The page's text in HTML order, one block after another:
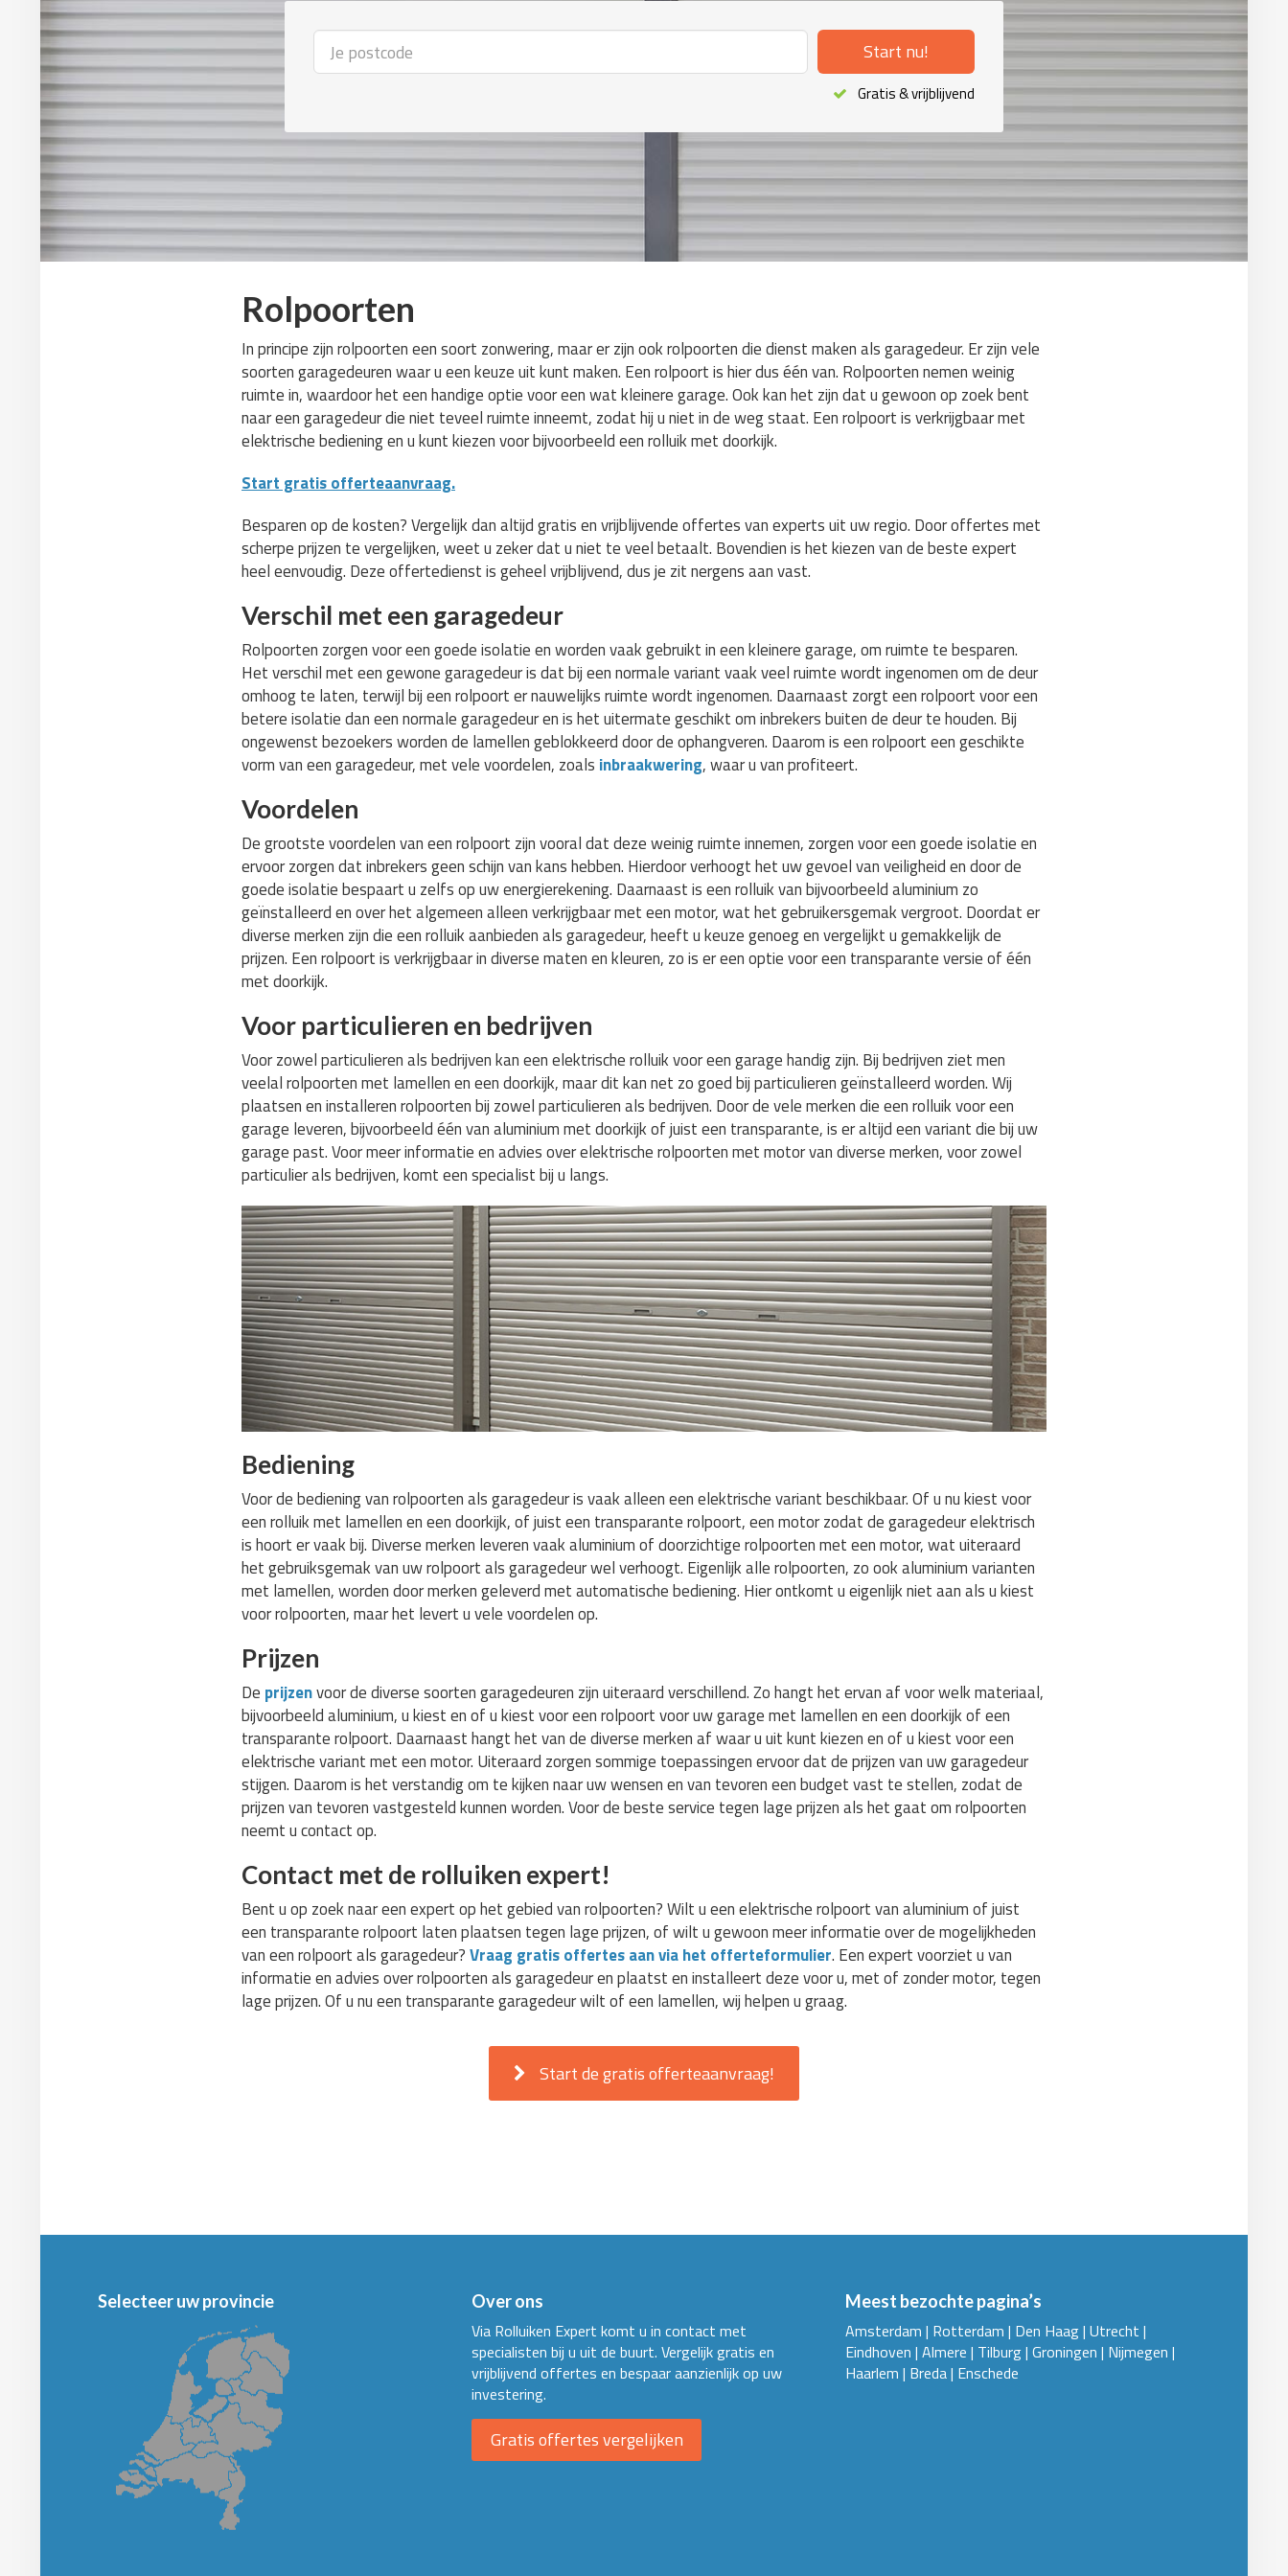
Start nu!
Gratis & vrijblijvend
Rolpoorten
In principe zijn rolpoorten een soort zonwering, maar er zijn ook rolpoorten die dienst maken als garagedeur. Er zijn vele
soorten garagedeuren waar u een keuze uit kunt maken. Een rolpoort is hier dus één van. Rolpoorten nemen weinig
ruimte in, waardoor het een handige optie voor een wat kleinere garage. Ook kan het zijn dat u gewoon op zoek bent
naar een garagedeur die niet teveel ruimte inneemt, zodat hij u niet in de weg staat. Een rolpoort is verkrijgbaar met
elektrische bediening en u kunt kiezen voor bijvoorbeeld een rolluik met doorkijk.
Start gratis offerteaanvraag.
Besparen op de kosten? Vergelijk dan altijd gratis en vrijblijvende offertes van experts uit uw regio. Door offertes met
scherpe prijzen te vergelijken, weet u zeker dat u niet te veel betaalt. Bovendien is het kiezen van de beste expert
heel eenvoudig. Deze offertedienst is geheel vrijblijvend, dus je zit nergens aan vast.
Verschil met een garagedeur
Rolpoorten zorgen voor een goede isolatie en worden vaak gebruikt in een kleinere garage, om ruimte te besparen.
Het verschil met een gewone garagedeur is dat bij een normale variant vaak veel ruimte wordt ingenomen om de deur
omhoog te laten, terwijl bij een rolpoort er nauwelijks ruimte wordt ingenomen. Daarnaast zorgt een rolpoort voor een
betere isolatie dan een normale garagedeur en is het uitermate geschikt om inbrekers buiten de deur te houden. Bij
ongewenst bezoekers worden de lamellen geblokkeerd door de ophangveren. Daarom is een rolpoort een geschikte
vorm van een garagedeur, met vele voordelen, zoals inbraakwering, waar u van profiteert.
Voordelen
De grootste voordelen van een rolpoort zijn vooral dat deze weinig ruimte innemen, zorgen voor een goede isolatie en
ervoor zorgen dat inbrekers geen schijn van kans hebben. Hierdoor verhoogt het uw gevoel van veiligheid en door de
goede isolatie bespaart u zelfs op uw energierekening. Daarnaast is een rolluik van bijvoorbeeld aluminium zo
geïnstalleerd en over het algemeen alleen verkrijgbaar met een motor, wat het gebruikersgemak vergroot. Doordat er
diverse merken zijn die een rolluik aanbieden als garagedeur, heeft u keuze genoeg en vergelijkt u gemakkelijk de
prijzen. Een rolpoort is verkrijgbaar in diverse maten en kleuren, zo is er een optie voor een transparante versie of één
met doorkijk.
Voor particulieren en bedrijven
Voor zowel particulieren als bedrijven kan een elektrische rolluik voor een garage handig zijn. Bij bedrijven ziet men
veelal rolpoorten met lamellen en een doorkijk, maar dit kan net zo goed bij particulieren geïnstalleerd worden. Wij
plaatsen en installeren rolpoorten bij zowel particulieren als bedrijven. Door de vele merken die een rolluik voor een
garage leveren, bijvoorbeeld één van aluminium met doorkijk of juist een transparante, is er altijd een variant die bij uw
garage past. Voor meer informatie en advies over elektrische rolpoorten met motor van diverse merken, voor zowel
particulier als bedrijven, komt een specialist bij u langs.
Bediening
Voor de bediening van rolpoorten als garagedeur is vaak alleen een elektrische variant beschikbaar. Of u nu kiest voor
een rolluik met lamellen en een doorkijk, of juist een transparante rolpoort, een motor zodat de garagedeur elektrisch
is hoort er vaak bij. Diverse merken leveren vaak aluminium of doorzichtige rolpoorten met een motor, wat uiteraard
het gebruiksgemak van uw rolpoort als garagedeur wel verhoogt. Eigenlijk alle rolpoorten, zo ook aluminium varianten
met lamellen, worden door merken geleverd met automatische bediening. Hier ontkomt u eigenlijk niet aan als u kiest
voor rolpoorten, maar het levert u vele voordelen op.
Prijzen
De prijzenvoor de diverse soorten garagedeuren zijn uiteraard verschillend. Zo hangt het ervan af voor welk materiaal,
bijvoorbeeld aluminium, u kiest en of u kiest voor een rolpoort voor uw garage met lamellen en een doorkijk of een
transparante rolpoort. Daarnaast hangt het van de diverse merken af waar u uit kunt kiezen en of u kiest voor een
elektrische variant met een motor. Uiteraard zorgen sommige toepassingen ervoor dat de prijzen van uw garagedeur
stijgen. Daarom is het verstandig om te kijken naar uw wensen en van tevoren een budget vast te stellen, zodat de
prijzen van tevoren vastgesteld kunnen worden. Voor de beste service tegen lage prijzen als het gaat om rolpoorten
neemt u contact op.
Contact met de rolluiken expert!
Bent u op zoek naar een expert op het gebied van rolpoorten? Wilt u een elektrische rolpoort van aluminium of juist
een transparante rolpoort laten plaatsen tegen lage prijzen, of wilt u gewoon meer informatie over de mogelijkheden
van een rolpoort als garagedeur?Vraag gratis offertes aan via het offerteformulier. Een expert voorziet u van
informatie en advies over rolpoorten als garagedeur en plaatst en installeert deze voor u, met of zonder motor, tegen
lage prijzen. Of u nu een transparante garagedeur wilt of een lamellen, wij helpen u graag.
Start de gratis offerteaanvraag!
Selecteer uw provincie Over ons
Via Rolluiken Expert komt u in contact met
specialisten bij u uit de buurt. Vergelijk gratis en
vrijblijvend offertes en bespaar aanzienlijk op uw
investering.
Gratis offertes vergelijken
Meest bezochte pagina’s
Amsterdam | Rotterdam | Den Haag| Utrecht |
Eindhoven | Almere | Tilburg| Groningen | Nijmegen |
Haarlem | Breda| Enschede